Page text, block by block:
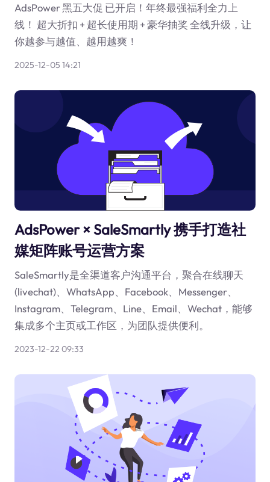
AdsPower 黑五大促 已开启！年终最强福利全力上
线！ 超大折扣 + 超长使用期 + 豪华抽奖 全线升级，让
你越参与越值、越用越爽！
2025-12-05 14:21
AdsPower × SaleSmartly 携手打造社
媒矩阵账号运营方案
SaleSmartly是全渠道客户沟通平台，聚合在线聊天
(livechat)、WhatsApp、Facebook、Messenger、
Instagram、Telegram、Line、Email、Wechat，能够
集成多个主页或工作区，为团队提供便利。
2023-12-22 09:33